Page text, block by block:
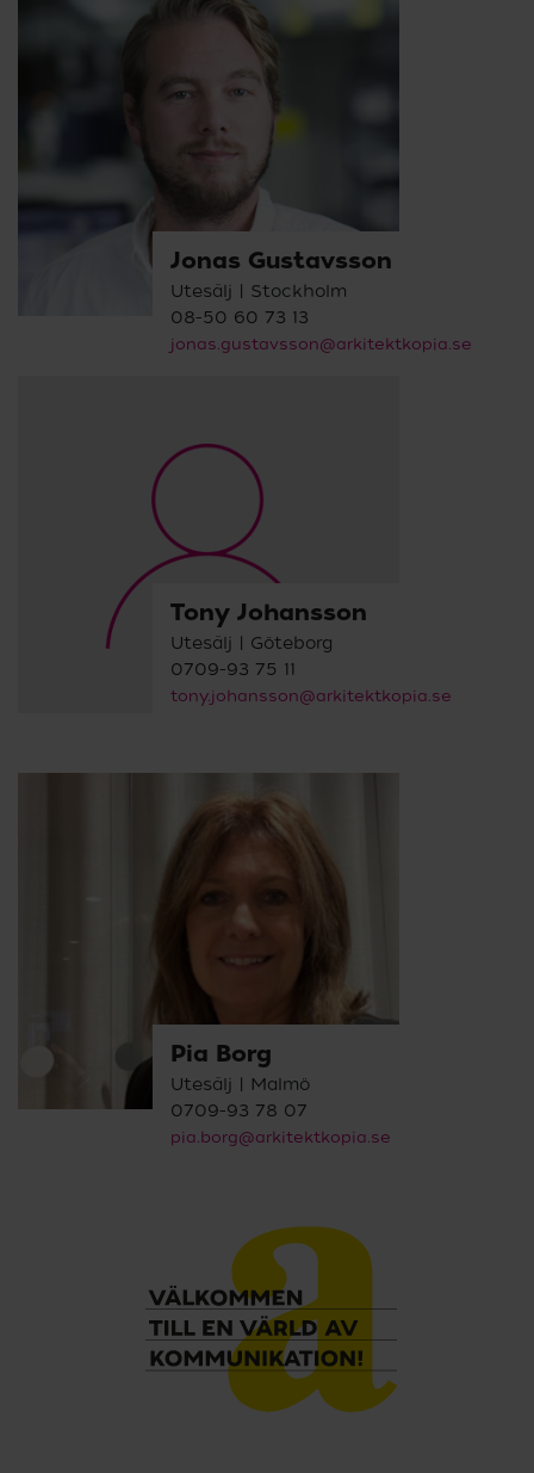
Jonas Gustavsson
Utesälj | Stockholm
08-50 60 73 13
jonas.gustavsson@arkitektkopia.se
Tony Johansson
Utesälj | Göteborg
0709-93 75 11
tony.johansson@arkitektkopia.se
Pia Borg
Utesälj | Malmö
0709-93 78 07
pia.borg@arkitektkopia.se